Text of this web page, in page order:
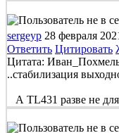
sergeyp 28 февраля
Ответить Цитировать
Цитата:
..стабилизация
А TL431 разве не для